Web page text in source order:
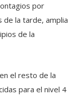
por
de la tarde, amplia
de la
el resto de la
para el nivel 4